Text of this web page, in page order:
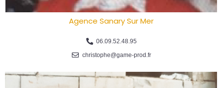
Agence Sanary Sur Mer
06.09.52.48.95
christophe@game-prod.fr